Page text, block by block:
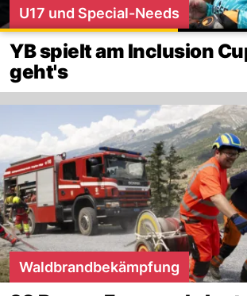
U17 und Special-Needs
YB spielt am Inclusion
geht's
Waldbrandbekämpfung